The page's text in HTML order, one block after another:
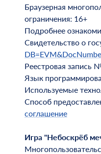
Браузерная
ограничения: 16+
Подробнее
Свидетельство о
Реестровая запись
Язык
Используемые
Способ
соглашение
Игра "Небоскрёб